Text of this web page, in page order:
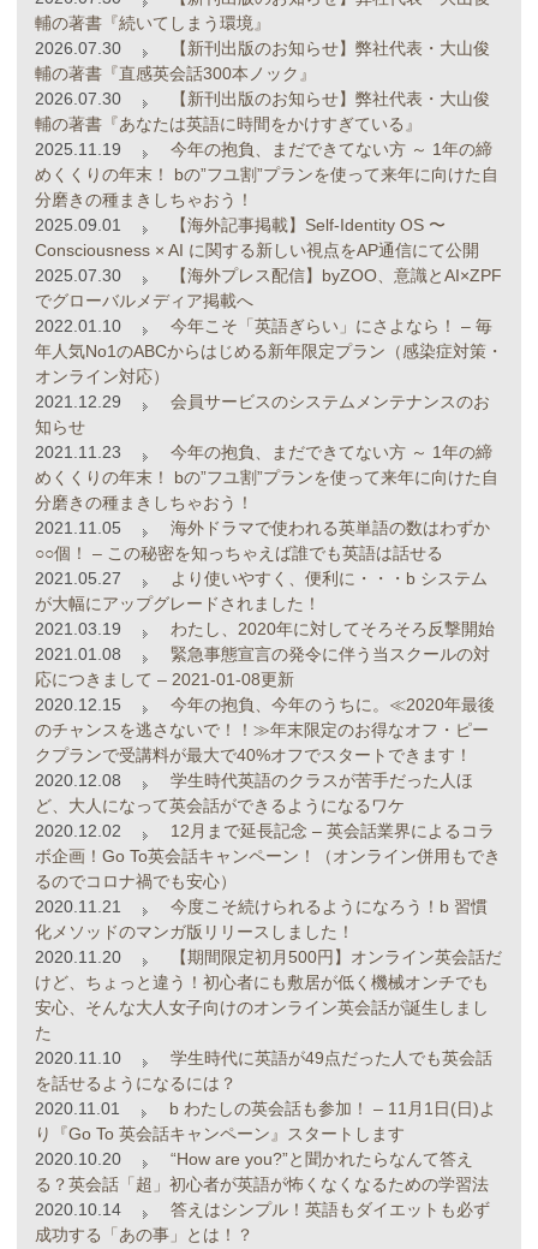
輔の著書『続いてしまう環境』
2026.07.30
【新刊出版のお知らせ】弊社代表・大山俊
輔の著書『直感英会話300本ノック』
2026.07.30
【新刊出版のお知らせ】弊社代表・大山俊
輔の著書『あなたは英語に時間をかけすぎている』
2025.11.19
今年の抱負、まだできてない方 ～ 1年の締
めくくりの年末！ bの”フユ割”プランを使って来年に向けた自
分磨きの種まきしちゃおう！
2025.09.01
【海外記事掲載】Self-Identity OS 〜
Consciousness × AI に関する新しい視点をAP通信にて公開
2025.07.30
【海外プレス配信】byZOO、意識とAI×ZPF
でグローバルメディア掲載へ
2022.01.10
今年こそ「英語ぎらい」にさよなら！ – 毎
年人気No1のABCからはじめる新年限定プラン（感染症対策・
オンライン対応）
2021.12.29
会員サービスのシステムメンテナンスのお
知らせ
2021.11.23
今年の抱負、まだできてない方 ～ 1年の締
めくくりの年末！ bの”フユ割”プランを使って来年に向けた自
分磨きの種まきしちゃおう！
2021.11.05
海外ドラマで使われる英単語の数はわずか
○○個！ – この秘密を知っちゃえば誰でも英語は話せる
2021.05.27
より使いやすく、便利に・・・b システム
が大幅にアップグレードされました！
2021.03.19
わたし、2020年に対してそろそろ反撃開始
2021.01.08
緊急事態宣言の発令に伴う当スクールの対
応につきまして – 2021-01-08更新
2020.12.15
今年の抱負、今年のうちに。≪2020年最後
のチャンスを逃さないで！！≫年末限定のお得なオフ・ピー
クプランで受講料が最大で40%オフでスタートできます！
2020.12.08
学生時代英語のクラスが苦手だった人ほ
ど、大人になって英会話ができるようになるワケ
2020.12.02
12月まで延長記念 – 英会話業界によるコラ
ボ企画！Go To英会話キャンペーン！（オンライン併用もでき
るのでコロナ禍でも安心）
2020.11.21
今度こそ続けられるようになろう！b 習慣
化メソッドのマンガ版リリースしました！
2020.11.20
【期間限定初月500円】オンライン英会話だ
けど、ちょっと違う！初心者にも敷居が低く機械オンチでも
安心、そんな大人女子向けのオンライン英会話が誕生しまし
た
2020.11.10
学生時代に英語が49点だった人でも英会話
を話せるようになるには？
2020.11.01
b わたしの英会話も参加！ – 11月1日(日)よ
り『Go To 英会話キャンペーン』スタートします
2020.10.20
“How are you?”と聞かれたらなんて答え
る？英会話「超」初心者が英語が怖くなくなるための学習法
2020.10.14
答えはシンプル！英語もダイエットも必ず
成功する「あの事」とは！？